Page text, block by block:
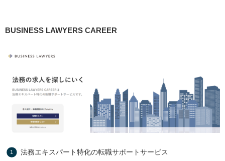
BUSINESS LAWYERS CAREER
法務エキスパート特化の転職サポートサービス